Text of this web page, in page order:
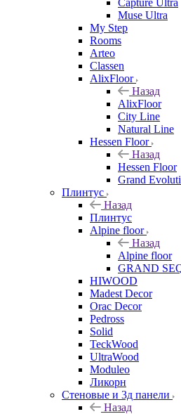
Capture Ultra
Muse Ultra
My Step
Rooms
Arteo
Classen
AlixFloor
Назад
AlixFloor
City Line
Natural Line
Hessen Floor
Назад
Hessen Floor
Grand
Плинтус
Назад
Плинтус
Alpine floor
Назад
Alpine floor
GRAND
HIWOOD
Madest Decor
Orac Decor
Pedross
Solid
TeckWood
UltraWood
Moduleo
Ликорн
Стеновые и 3д панели
Назад